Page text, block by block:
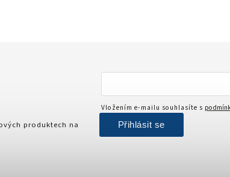
produktech na
Vložením e-mailu souhlasíte s
Přihlásit se